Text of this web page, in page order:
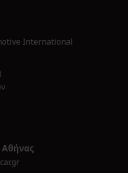
International
Αθήνας